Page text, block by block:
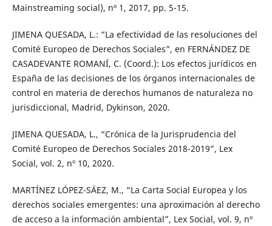
Mainstreaming social), nº 1, 2017, pp. 5-15.
JIMENA QUESADA, L.: “La efectividad de las resoluciones del
Comité Europeo de Derechos Sociales”, en FERNÁNDEZ DE
CASADEVANTE ROMANÍ, C. (Coord.): Los efectos jurídicos en
España de las decisiones de los órganos internacionales de
control en materia de derechos humanos de naturaleza no
jurisdiccional, Madrid, Dykinson, 2020.
JIMENA QUESADA, L., “Crónica de la Jurisprudencia del
Comité Europeo de Derechos Sociales 2018-2019”, Lex
Social, vol. 2, nº 10, 2020.
MARTÍNEZ LÓPEZ-SÁEZ, M., “La Carta Social Europea y los
derechos sociales emergentes: una aproximación al derecho
de acceso a la información ambiental”, Lex Social, vol. 9, nº